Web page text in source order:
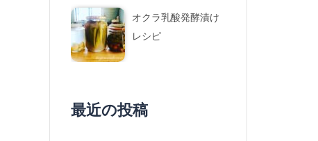
オクラ乳酸発酵漬け
レシピ
最近の投稿